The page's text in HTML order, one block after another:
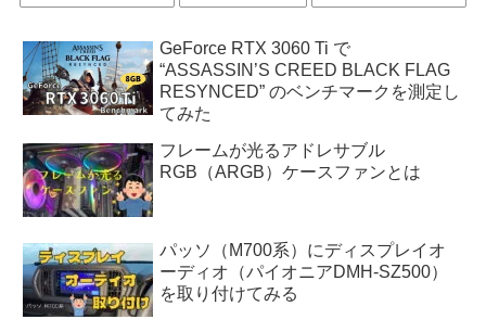
GeForce RTX 3060 Ti で
“ASSASSIN’S CREED BLACK FLAG
RESYNCED” のベンチマークを測定し
てみた
フレームが光るアドレサブル
RGB（ARGB）ケースファンとは
パッソ（M700系）にディスプレイオ
ーディオ（パイオニアDMH-SZ500）
を取り付けてみる